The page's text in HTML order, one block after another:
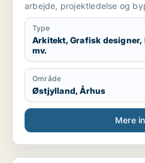
arbejde, projektledelse og
Type
Arkitekt, Grafisk
mv.
Område
Østjylland, Århus
Mere